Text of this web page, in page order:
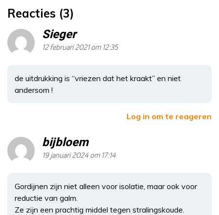
Reacties (3)
Sieger
12 februari 2021 om 12:35
de uitdrukking is “vriezen dat het kraakt” en niet
andersom !
Log in om te reageren
bijbloem
19 januari 2024 om 17:14
Gordijnen zijn niet alleen voor isolatie, maar ook voor
reductie van galm.
Ze zijn een prachtig middel tegen stralingskoude.